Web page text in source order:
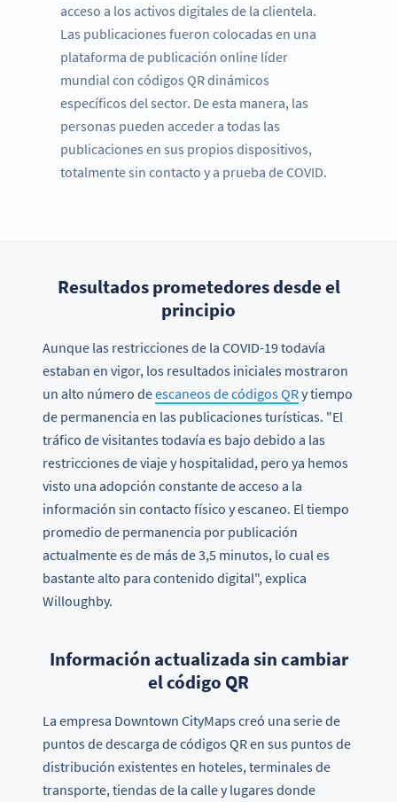
acceso a los activos digitales de la clientela.
Las publicaciones fueron colocadas en una
plataforma de publicación online líder
mundial con códigos QR dinámicos
específicos del sector. De esta manera, las
personas pueden acceder a todas las
publicaciones en sus propios dispositivos,
totalmente sin contacto y a prueba de COVID.
Resultados prometedores desde el
principio
Aunque las restricciones de la COVID-19 todavía
estaban en vigor, los resultados iniciales mostraron
un alto número deescaneos de códigos QRy tiempo
de permanencia en las publicaciones turísticas. "El
tráfico de visitantes todavía es bajo debido a las
restricciones de viaje y hospitalidad, pero ya hemos
visto una adopción constante de acceso a la
información sin contacto físico y escaneo. El tiempo
promedio de permanencia por publicación
actualmente es de más de 3,5 minutos, lo cual es
bastante alto para contenido digital", explica
Willoughby.
Información actualizada sin cambiar
el código QR
La empresa Downtown CityMaps creó una serie de
puntos de descarga de códigos QR en sus puntos de
distribución existentes en hoteles, terminales de
transporte, tiendas de la calle y lugares donde